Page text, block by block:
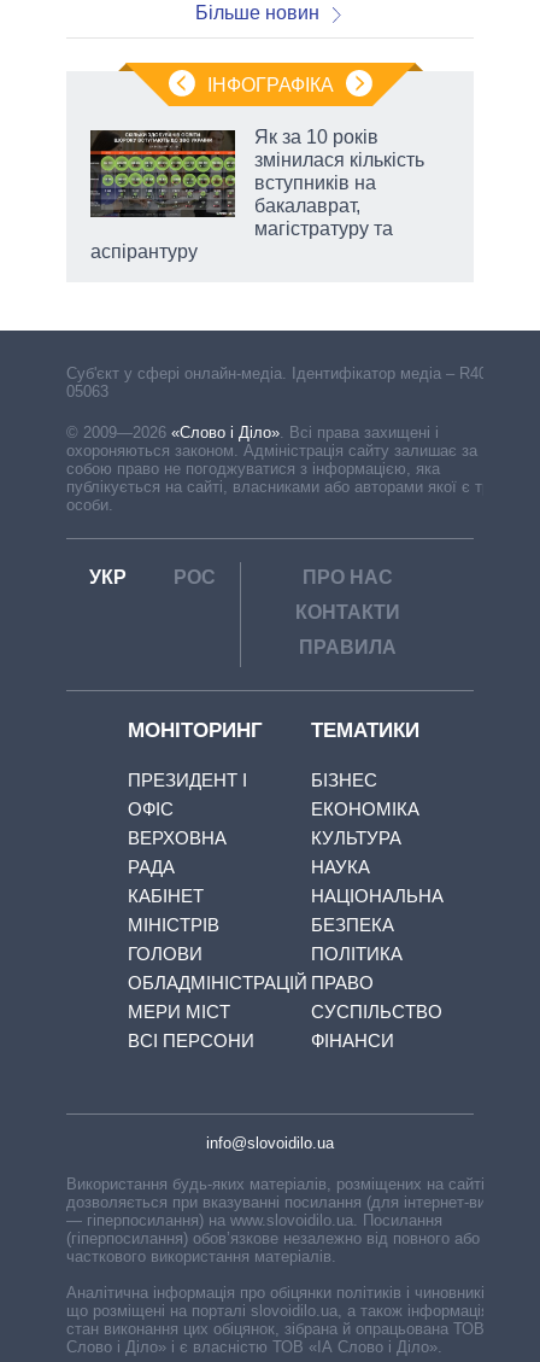
Більше новин
ІНФОГРАФІКА
Як за 10 років
змінилася кількість
вступників на
бакалаврат,
магістратуру та
аспірантуру
Cуб'єкт у сфері онлайн-медіа. Ідентифікатор медіа – R40-
05063
© 2009—2026 «Слово і Діло». Всі права захищені і
охороняються законом. Адміністрація сайту залишає за
собою право не погоджуватися з інформацією, яка
публікується на сайті, власниками або авторами якої є треті
особи.
УКР РОС
ПРО НАС
КОНТАКТИ
ПРАВИЛА
МОНІТОРИНГ
ПРЕЗИДЕНТ І
ОФІС
ВЕРХОВНА
РАДА
КАБІНЕТ
МІНІСТРІВ
ГОЛОВИ
ОБЛАДМІНІСТРАЦІЙ
МЕРИ МІСТ
ВСІ ПЕРСОНИ
ТЕМАТИКИ
БІЗНЕС
ЕКОНОМІКА
КУЛЬТУРА
НАУКА
НАЦІОНАЛЬНА
БЕЗПЕКА
ПОЛІТИКА
ПРАВО
СУСПІЛЬСТВО
ФІНАНСИ
info@slovoidilo.ua
Використання будь-яких матеріалів, розміщених на сайті,
дозволяється при вказуванні посилання (для інтернет-видань
— гіперпосилання) на www.slovoidilo.ua. Посилання
(гіперпосилання) обов’язкове незалежно від повного або
часткового використання матеріалів.
Аналітична інформація про обіцянки політиків і чиновників,
що розміщені на порталі slovoidilo.ua, а також інформація про
стан виконання цих обіцянок, зібрана й опрацьована ТОВ «ІА
Слово і Діло» і є власністю ТОВ «ІА Слово і Діло».